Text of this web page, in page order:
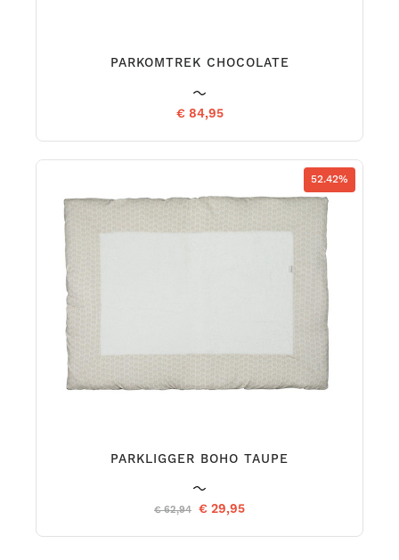
PARKOMTREK CHOCOLATE
€ 84,95
52.42%
PARKLIGGER BOHO TAUPE
€ 62,94 € 29,95